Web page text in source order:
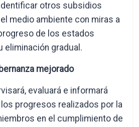
otros subsidios
medio ambiente con miras a
de los estados
eliminación gradual.
mejorado
evaluará e informará
progresos realizados por la
en el cumplimiento de